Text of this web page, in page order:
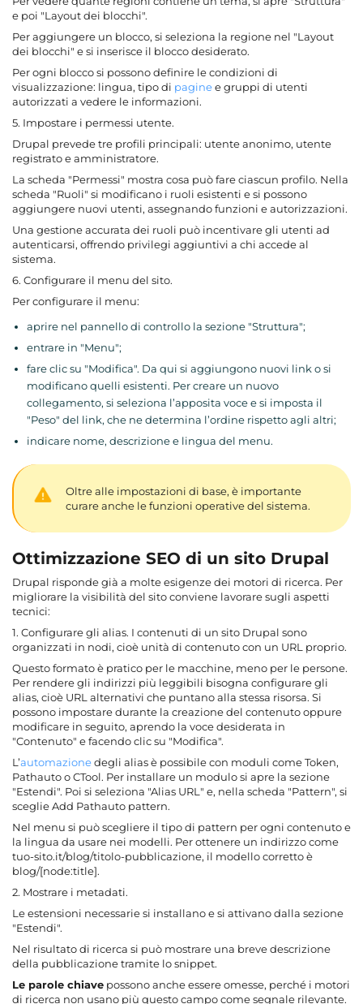
e poi "Layout dei blocchi".
Per aggiungere un blocco, si seleziona la regione nel "Layout
dei blocchi" e si inserisce il blocco desiderato.
Per ogni blocco si possono definire le condizioni di
visualizzazione: lingua, tipo di paginee gruppi di utenti
autorizzati a vedere le informazioni.
5. Impostare i permessi utente.
Drupal prevede tre profili principali: utente anonimo, utente
registrato e amministratore.
La scheda "Permessi" mostra cosa può fare ciascun profilo. Nella
scheda "Ruoli" si modificano i ruoli esistenti e si possono
aggiungere nuovi utenti, assegnando funzioni e autorizzazioni.
Una gestione accurata dei ruoli può incentivare gli utenti ad
autenticarsi, offrendo privilegi aggiuntivi a chi accede al
sistema.
6. Configurare il menu del sito.
Per configurare il menu:
aprire nel pannello di controllo la sezione "Struttura";
entrare in "Menu";
fare clic su "Modifica". Da qui si aggiungono nuovi link o si
modificano quelli esistenti. Per creare un nuovo
collegamento, si seleziona l’apposita voce e si imposta il
"Peso" del link, che ne determina l’ordine rispetto agli altri;
indicare nome, descrizione e lingua del menu.
Oltre alle impostazioni di base, è importante
curare anche le funzioni operative del sistema.
Ottimizzazione SEO di un sito Drupal
Drupal risponde già a molte esigenze dei motori di ricerca. Per
migliorare la visibilità del sito conviene lavorare sugli aspetti
tecnici:
1. Configurare gli alias. I contenuti di un sito Drupal sono
organizzati in nodi, cioè unità di contenuto con un URL proprio.
Questo formato è pratico per le macchine, meno per le persone.
Per rendere gli indirizzi più leggibili bisogna configurare gli
alias, cioè URL alternativi che puntano alla stessa risorsa. Si
possono impostare durante la creazione del contenuto oppure
modificare in seguito, aprendo la voce desiderata in
"Contenuto" e facendo clic su "Modifica".
L’automazionedegli alias è possibile con moduli come Token,
Pathauto o CTool. Per installare un modulo si apre la sezione
"Estendi". Poi si seleziona "Alias URL" e, nella scheda "Pattern", si
sceglie Add Pathauto pattern.
Nel menu si può scegliere il tipo di pattern per ogni contenuto e
la lingua da usare nei modelli. Per ottenere un indirizzo come
tuo-sito.it/blog/titolo-pubblicazione, il modello corretto è
blog/[node:title].
2. Mostrare i metadati.
Le estensioni necessarie si installano e si attivano dalla sezione
"Estendi".
Nel risultato di ricerca si può mostrare una breve descrizione
della pubblicazione tramite lo snippet.
Le parole chiave possono anche essere omesse, perché i motori
di ricerca non usano più questo campo come segnale rilevante.